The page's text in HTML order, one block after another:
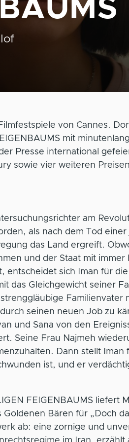
von Cannes.
mit
Presse international
sowie vier weiteren Preisen
am
als nach dem Tod einer
das Land ergreift.
und der Staat mit immer
entscheidet sich Iman für
das Gleichgewicht seiner
Familienvater
seinen neuen Job zu
und Sana von den
Seine Frau Najmeh
Dann stellt Iman
ist, und er
FEIGENBAUMS liefert
Goldenen Bären für „Doch
ab: eine zornige und